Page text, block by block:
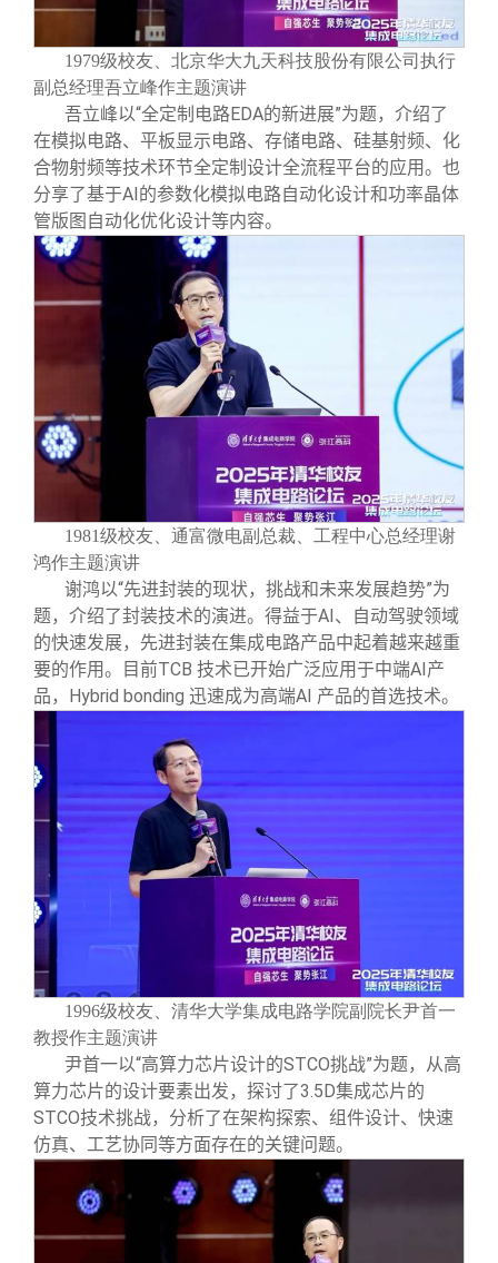
1979级校友、北京华大九天科技股份有限公司执行
副总经理吾立峰作主题演讲
吾立峰以“全定制电路EDA的新进展”为题，介绍了
在模拟电路、平板显示电路、存储电路、硅基射频、化
合物射频等技术环节全定制设计全流程平台的应用。也
分享了基于AI的参数化模拟电路自动化设计和功率晶体
管版图自动化优化设计等内容。
1981级校友、通富微电副总裁、工程中心总经理谢
鸿作主题演讲
谢鸿以“先进封装的现状，挑战和未来发展趋势”为
题，介绍了封装技术的演进。得益于AI、自动驾驶领域
的快速发展，先进封装在集成电路产品中起着越来越重
要的作用。目前TCB 技术已开始广泛应用于中端AI产
品，Hybrid bonding 迅速成为高端AI 产品的首选技术。
1996级校友、清华大学集成电路学院副院长尹首一
教授作主题演讲
尹首一以“高算力芯片设计的STCO挑战”为题，从高
算力芯片的设计要素出发，探讨了3.5D集成芯片的
STCO技术挑战，分析了在架构探索、组件设计、快速
仿真、工艺协同等方面存在的关键问题。